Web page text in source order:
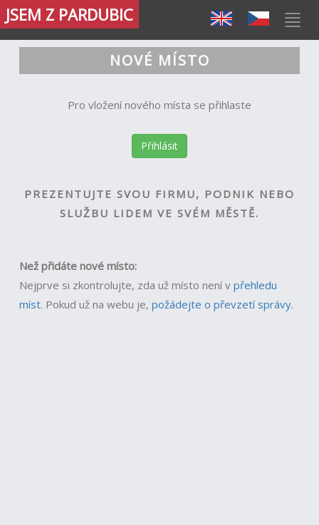
JSEM Z PARDUBIC
NOVÉ MÍSTO
Pro vložení nového místa se přihlaste
Přihlásit
PREZENTUJTE SVOU FIRMU, PODNIK NEBO
SLUŽBU LIDEM VE SVÉM MĚSTĚ.
Než přidáte nové místo:
Nejprve si zkontrolujte, zda už místo není v přehledu
míst. Pokud už na webu je,požádejte o převzetí správy.